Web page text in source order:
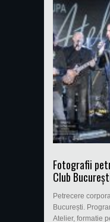
Fotografii
Club
Petrecere
București.
Atelier, formatie